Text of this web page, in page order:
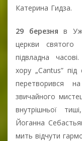
Катерина Гидза.
29 березня в
церкви святого
підвладна
хору „Cantus”
перетворився
звичайного
внутрішньої
Йоганна
мить відчути